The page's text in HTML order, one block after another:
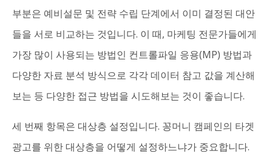
부분은 예비설문 및 전략 수립 단계에서 이미 결정된 대안
들을 서로 비교하는 것입니다. 이 때, 마케팅 전문가들에게
가장 많이 사용되는 방법인 컨트롤파일 응용(MP) 방법과
다양한 자료 분석 방식으로 각각 데이터 참고 값을 계산해
보는 등 다양한 접근 방법을 시도해보는 것이 좋습니다.
세 번째 항목은 대상층 설정입니다. 꽁머니 캠페인의 타겟
광고를 위한 대상층을 어떻게 설정하느냐가 중요합니다.